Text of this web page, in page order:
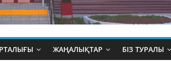
ЖАҢАЛЫҚТАР БІЗ ТУРАЛЫ